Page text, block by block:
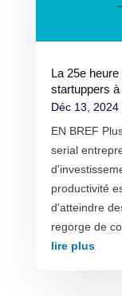
La 25e
startuppers
Déc 13, 2024
EN BREF
serial
productivité
d'atteindre
regorge de
lire plus